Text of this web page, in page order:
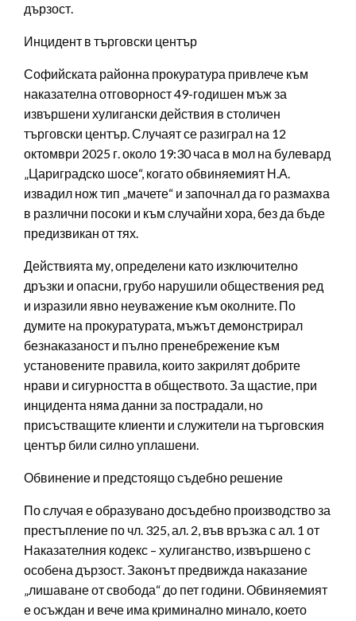
дързост.
Инцидент в търговски център
Софийската районна прокуратура привлече към
наказателна отговорност 49-годишен мъж за
извършени хулигански действия в столичен
търговски център. Случаят се разиграл на 12
октомври 2025 г. около 19:30 часа в мол на булевард
„Цариградско шосе“, когато обвиняемият Н.А.
извадил нож тип „мачете“ и започнал да го размахва
в различни посоки и към случайни хора, без да бъде
предизвикан от тях.
Действията му, определени като изключително
дръзки и опасни, грубо нарушили обществения ред
и изразили явно неуважение към околните. По
думите на прокуратурата, мъжът демонстрирал
безнаказаност и пълно пренебрежение към
установените правила, които закрилят добрите
нрави и сигурността в обществото. За щастие, при
инцидента няма данни за пострадали, но
присъстващите клиенти и служители на търговския
център били силно уплашени.
Обвинение и предстоящо съдебно решение
По случая е образувано досъдебно производство за
престъпление по чл. 325, ал. 2, във връзка с ал. 1 от
Наказателния кодекс – хулиганство, извършено с
особена дързост. Законът предвижда наказание
„лишаване от свобода“ до пет години. Обвиняемият
е осъждан и вече има криминално минало, което